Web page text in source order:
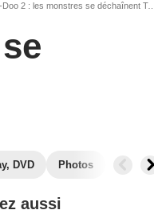
2 : les monstres se déchaînent Teaser VF
DVD Photos Musique
aussi